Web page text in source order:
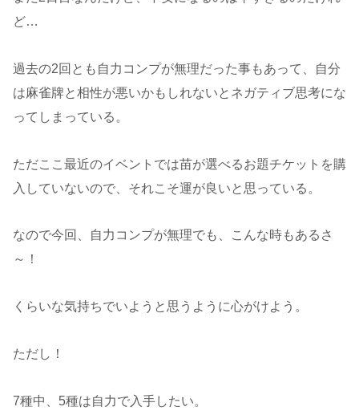
ど…
過去の2回とも自力コンプが無理だった事もあって、自分
は麻雀牌と相性が悪いかもしれないとネガティブ思考にな
ってしまっている。
ただここ最近のイベントでは苗が選べるお題チケットを購
入していないので、それこそ運が良いと思っている。
なので今回、自力コンプが無理でも、こんな時もあるさ
～！
くらいな気持ちでいようと思うように心がけよう。
ただし！
7種中、5種は自力で入手したい。